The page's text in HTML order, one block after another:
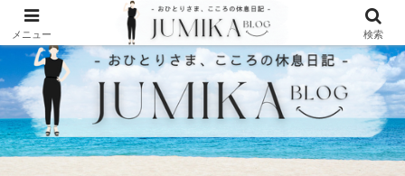
メニュー 検索